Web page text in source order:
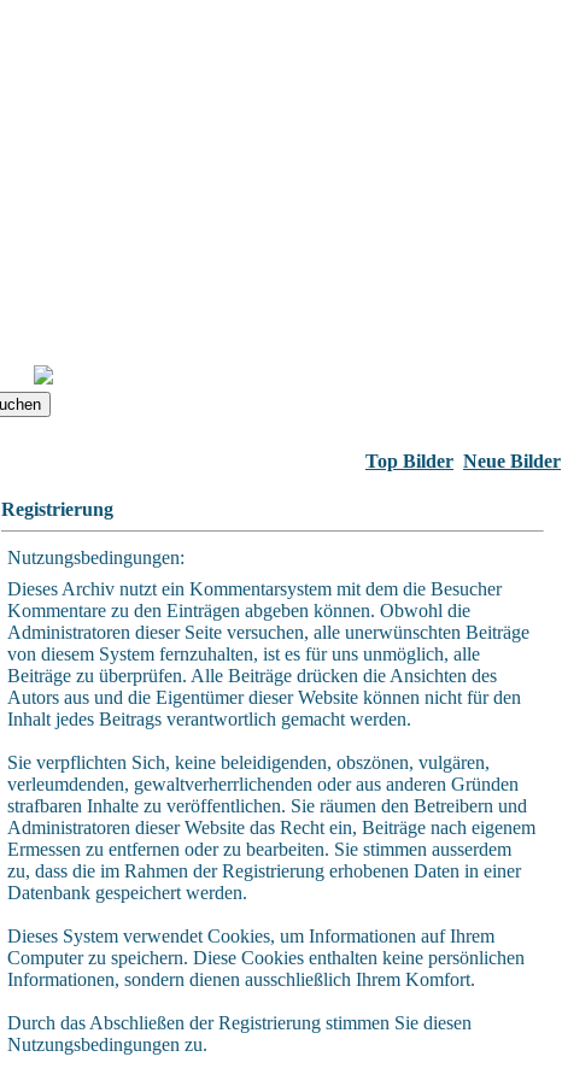
Top Bilder Neue Bilder
Registrierung
Nutzungsbedingungen:
Dieses Archiv nutzt ein Kommentarsystem mit dem die Besucher
Kommentare zu den Einträgen abgeben können. Obwohl die
Administratoren dieser Seite versuchen, alle unerwünschten Beiträge
von diesem System fernzuhalten, ist es für uns unmöglich, alle
Beiträge zu überprüfen. Alle Beiträge drücken die Ansichten des
Autors aus und die Eigentümer dieser Website können nicht für den
Inhalt jedes Beitrags verantwortlich gemacht werden.
Sie verpflichten Sich, keine beleidigenden, obszönen, vulgären,
verleumdenden, gewaltverherrlichenden oder aus anderen Gründen
strafbaren Inhalte zu veröffentlichen. Sie räumen den Betreibern und
Administratoren dieser Website das Recht ein, Beiträge nach eigenem
Ermessen zu entfernen oder zu bearbeiten. Sie stimmen ausserdem
zu, dass die im Rahmen der Registrierung erhobenen Daten in einer
Datenbank gespeichert werden.
Dieses System verwendet Cookies, um Informationen auf Ihrem
Computer zu speichern. Diese Cookies enthalten keine persönlichen
Informationen, sondern dienen ausschließlich Ihrem Komfort.
Durch das Abschließen der Registrierung stimmen Sie diesen
Nutzungsbedingungen zu.